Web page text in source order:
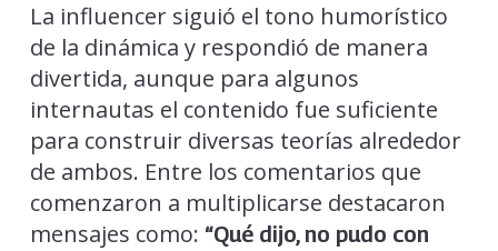
La influencer siguió el tono humorístico
de la dinámica y respondió de manera
divertida, aunque para algunos
internautas el contenido fue suficiente
para construir diversas teorías alrededor
de ambos. Entre los comentarios que
comenzaron a multiplicarse destacaron
mensajes como: “Qué dijo, no pudo con